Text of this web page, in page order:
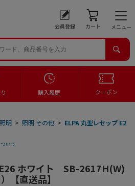
会員登録 カート メニュー
購入履歴 クーポン
照明 > 照明 その他 > ELPA 丸型レセップ
いて
ホワイト SB-2617H(W)
【直送品】